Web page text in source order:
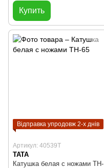
Купить
Відправка упродовж 2-х днів
Артикул: 40539T
TATA
Катушка белая с ножами TH-